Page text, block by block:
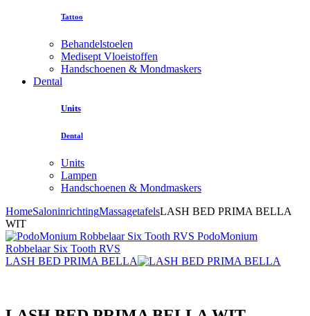
Tattoo
Behandelstoelen
Medisept Vloeistoffen
Handschoenen & Mondmaskers
Dental
Units
Dental
Units
Lampen
Handschoenen & Mondmaskers
HomeSaloninrichtingMassagetafelsLASH BED PRIMA BELLA
WIT
PodoMonium
Robbelaar Six Tooth RVS
LASH BED PRIMA BELLA